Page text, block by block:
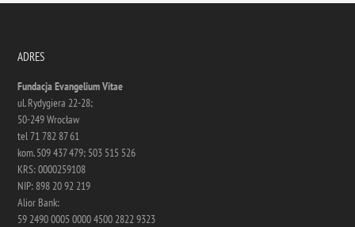
ADRES
Fundacja Evangelium Vitae
ul. Rydygiera 22-28;
50-249 Wrocław
tel 71 782 87 61
kom. 509 437 479; 503 515 526
KRS: 0000259108
NIP: 898 20 92 219
Alior Bank:
59 2490 0005 0000 4500 2822 9323